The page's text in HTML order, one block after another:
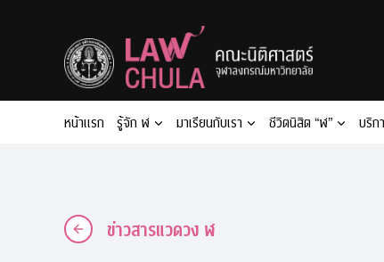
หน้าแรก รู้จัก ฬ มาเรียนกับเรา ชีวิตนิสิต “ฬ” บริก
ข่าวสารแวดวง ฬ